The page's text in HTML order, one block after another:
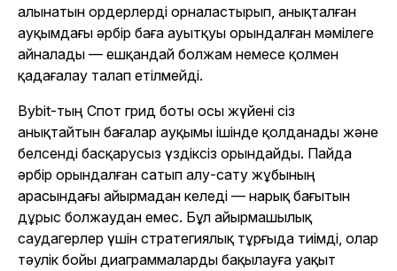
алынатын ордерлерді орналастырып, анықталған
ауқымдағы әрбір баға ауытқуы орындалған мәмілеге
айналады — ешқандай болжам немесе қолмен
қадағалау талап етілмейді.
Bybit-тың Спот грид боты осы жүйені сіз
анықтайтын бағалар ауқымы ішінде қолданады және
белсенді басқарусыз үздіксіз орындайды. Пайда
әрбір орындалған сатып алу-сату жұбының
арасындағы айырмадан келеді — нарық бағытын
дұрыс болжаудан емес. Бұл айырмашылық
саудагерлер үшін стратегиялық тұрғыда тиімді, олар
тәулік бойы диаграммаларды бақылауға уақыт